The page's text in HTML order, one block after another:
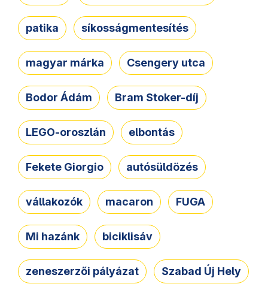
patika síkosságmentesítés
magyar márka Csengery utca
Bodor Ádám Bram Stoker-díj
LEGO-oroszlán elbontás
Fekete Giorgio autósüldözés
vállakozók macaron FUGA
Mi hazánk biciklisáv
zeneszerzői pályázat Szabad Új Hely